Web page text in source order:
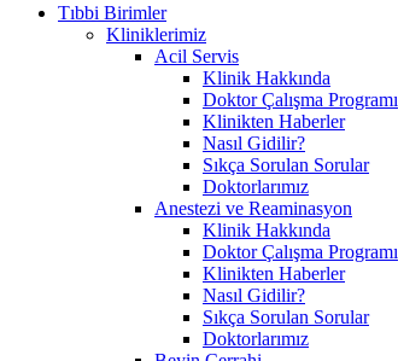
Tıbbi Birimler
Kliniklerimiz
Acil Servis
Klinik Hakkında
Doktor Çalışma Programı
Klinikten Haberler
Nasıl Gidilir?
Sıkça Sorulan Sorular
Doktorlarımız
Anestezi ve Reaminasyon
Klinik Hakkında
Doktor Çalışma Programı
Klinikten Haberler
Nasıl Gidilir?
Sıkça Sorulan Sorular
Doktorlarımız